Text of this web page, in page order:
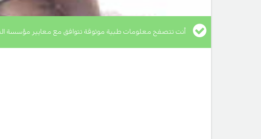
أنت تتصفح معلومات طبية موثوقة تتوافق مع معايير مؤسسة